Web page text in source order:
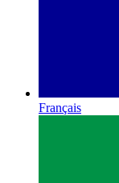
Français